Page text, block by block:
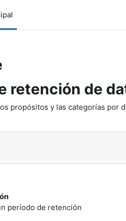
retención de
propósitos y las categorías por
período de retención